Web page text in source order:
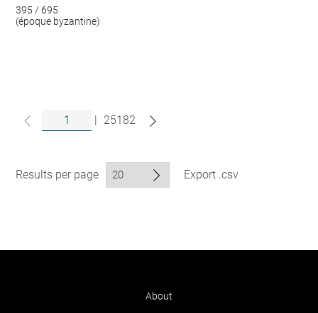
395 / 695
(époque byzantine)
| 25182
Results per page Export .csv
About